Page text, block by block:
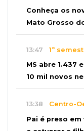
Conheça os
Mato Grosso
13:47 1º
MS abre 1.437
10 mil novos
13:38 Centro-
Pai é preso